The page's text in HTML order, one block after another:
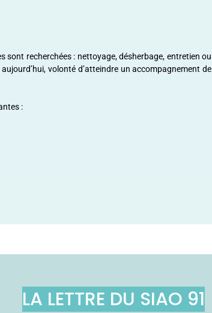
sont recherchées : nettoyage, désherbage, entretien ou
volonté d’atteindre un accompagnement de
:
LA LETTRE DU SIAO 91